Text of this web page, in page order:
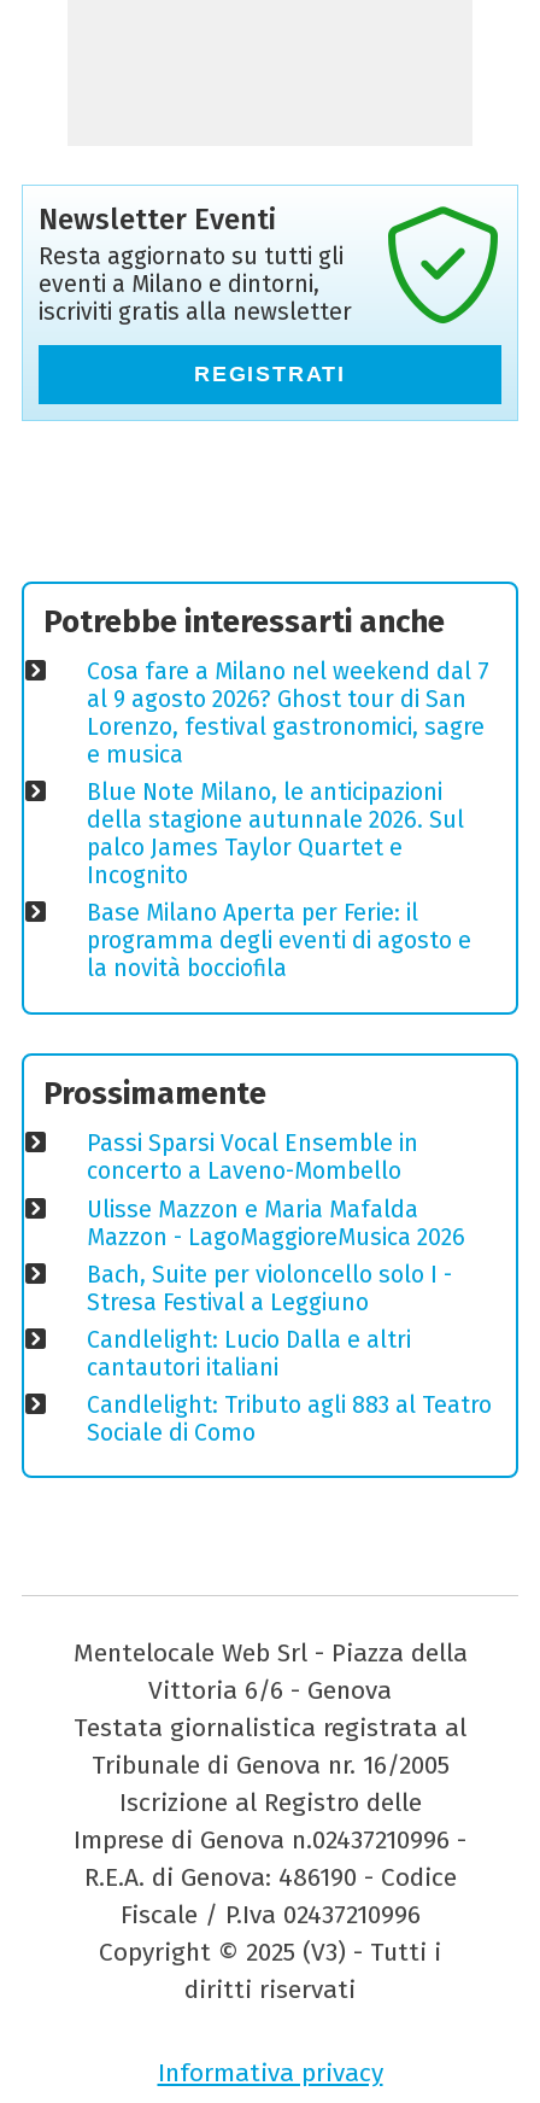
Newsletter Eventi
Resta aggiornato su tutti gli
eventi a Milano e dintorni,
iscriviti gratis alla newsletter
REGISTRATI
Potrebbe interessarti anche
Cosa fare a Milano nel weekend dal 7
al 9 agosto 2026? Ghost tour di San
Lorenzo, festival gastronomici, sagre
e musica
Blue Note Milano, le anticipazioni
della stagione autunnale 2026. Sul
palco James Taylor Quartet e
Incognito
Base Milano Aperta per Ferie: il
programma degli eventi di agosto e
la novità bocciofila
Prossimamente
Passi Sparsi Vocal Ensemble in
concerto a Laveno-Mombello
Ulisse Mazzon e Maria Mafalda
Mazzon - LagoMaggioreMusica 2026
Bach, Suite per violoncello solo I -
Stresa Festival a Leggiuno
Candlelight: Lucio Dalla e altri
cantautori italiani
Candlelight: Tributo agli 883 al Teatro
Sociale di Como
Mentelocale Web Srl - Piazza della
Vittoria 6/6 - Genova
Testata giornalistica registrata al
Tribunale di Genova nr. 16/2005
Iscrizione al Registro delle
Imprese di Genova n.02437210996 -
R.E.A. di Genova: 486190 - Codice
Fiscale / P.Iva 02437210996
Copyright © 2025 (V3) - Tutti i
diritti riservati
Informativa privacy